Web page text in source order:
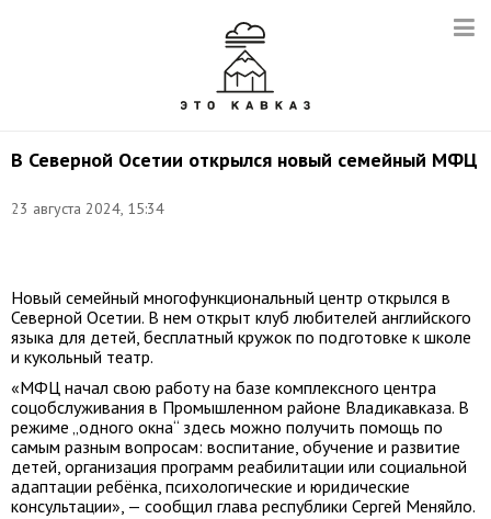
В Северной Осетии открылся новый семейный МФЦ
23 августа 2024, 15:34
с
Новый семейный многофункциональный центр открылся в
Северной Осетии. В нем открыт клуб любителей английского
языка для детей, бесплатный кружок по подготовке к школе
и кукольный театр.
«МФЦ начал свою работу на базе комплексного центра
соцобслуживания в Промышленном районе Владикавказа. В
режиме „одного окна“ здесь можно получить помощь по
самым разным вопросам: воспитание, обучение и развитие
детей, организация программ реабилитации или социальной
адаптации ребёнка, психологические и юридические
консультации», — сообщил глава республики Сергей Меняйло.